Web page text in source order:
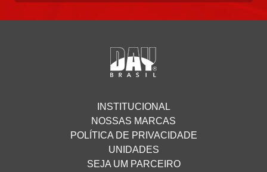
INSTITUCIONAL
NOSSAS MARCAS
POLÍTICA DE PRIVACIDADE
UNIDADES
SEJA UM PARCEIRO